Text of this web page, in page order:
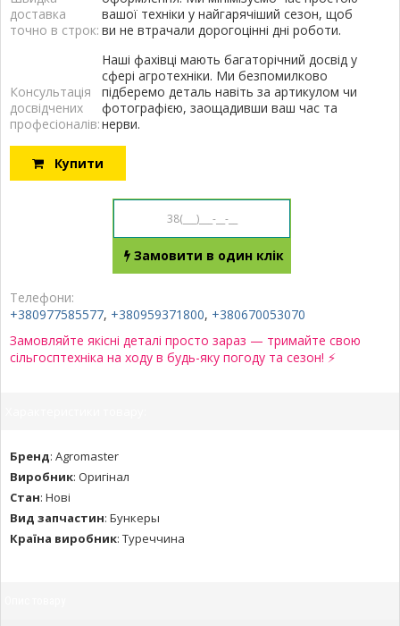
доставка
точно в строк:
вашої техніки у найгарячіший сезон, щоб
ви не втрачали дорогоцінні дні роботи.
Консультація
досвідчених
професіоналів:
Наші фахівці мають багаторічний досвід у
сфері агротехніки. Ми безпомилково
підберемо деталь навіть за артикулом чи
фотографією, заощадивши ваш час та
нерви.
Купити
Замовити в один клік
Телефони:
+380977585577, +380959371800, +380670053070
Замовляйте якісні деталі просто зараз — тримайте свою
сільгосптехніка на ходу в будь-яку погоду та сезон! ⚡
Бренд: Agromaster
Виробник: Оригінал
Стан: Нові
Вид запчастин: Бункеры
Країна виробник: Туреччина